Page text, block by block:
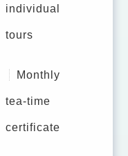
individual
tours
Monthly
tea-time
certificate